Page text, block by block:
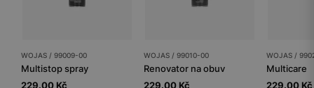
WOJAS / 99009-00
Multistop spray
229.00 Kč
WOJAS / 99010-00
Renovator na obuv
229.00 Kč
WOJAS /
Multicare
229.00 Kč